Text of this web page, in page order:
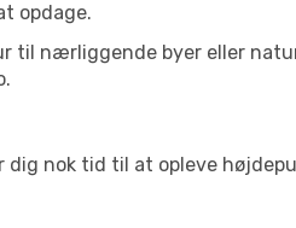
opdage.
til nærliggende byer eller
nok tid til at opleve